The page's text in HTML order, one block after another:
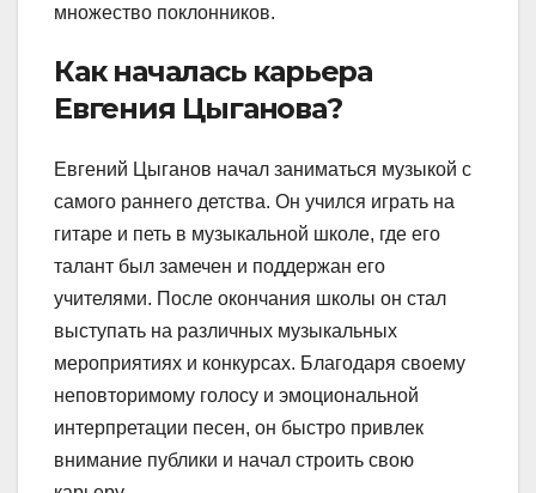
множество поклонников.
Как началась карьера
Евгения Цыганова?
Евгений Цыганов начал заниматься музыкой с
самого раннего детства. Он учился играть на
гитаре и петь в музыкальной школе, где его
талант был замечен и поддержан его
учителями. После окончания школы он стал
выступать на различных музыкальных
мероприятиях и конкурсах. Благодаря своему
неповторимому голосу и эмоциональной
интерпретации песен, он быстро привлек
внимание публики и начал строить свою